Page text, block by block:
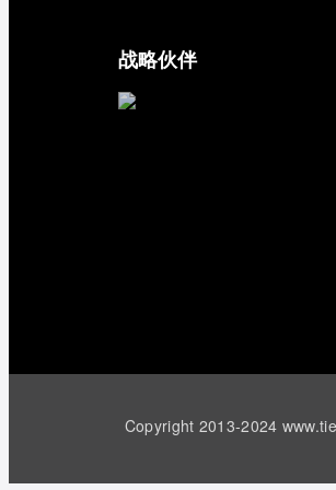
战略伙伴
Copyright 2013-2024